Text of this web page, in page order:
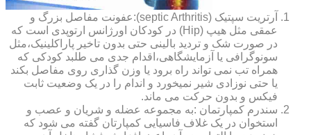
آرتریت سپتیک (septic Arthritis):عفونت مفاصل بزرگ و
عمقی مثل هیپ (Hip) در کودکان اورژانس ارتوپدی است که
در صورت شک و تردید بالینی حتی بدون تاخیر پاراکلینیک،مثل
سونوگرافی یا آزمایشگاهی،اقدام جدی می طلبد کودکی که
همراه تب نمی تواند راه برود یا وزن گذاری روی مفاصل بکند
یا حتی نوزادی شیر نمیخورد و اندام را در یک وضعیت ثابت
فیکس و بدون حرکت می ماند.
سندرم کمپارتمان :به مجموعه عضله و شریان و عصب و
استخوان در یک غلاف فاسیایی کمپارتان گفته می شود که